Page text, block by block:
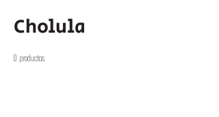
Cholula
0 productos